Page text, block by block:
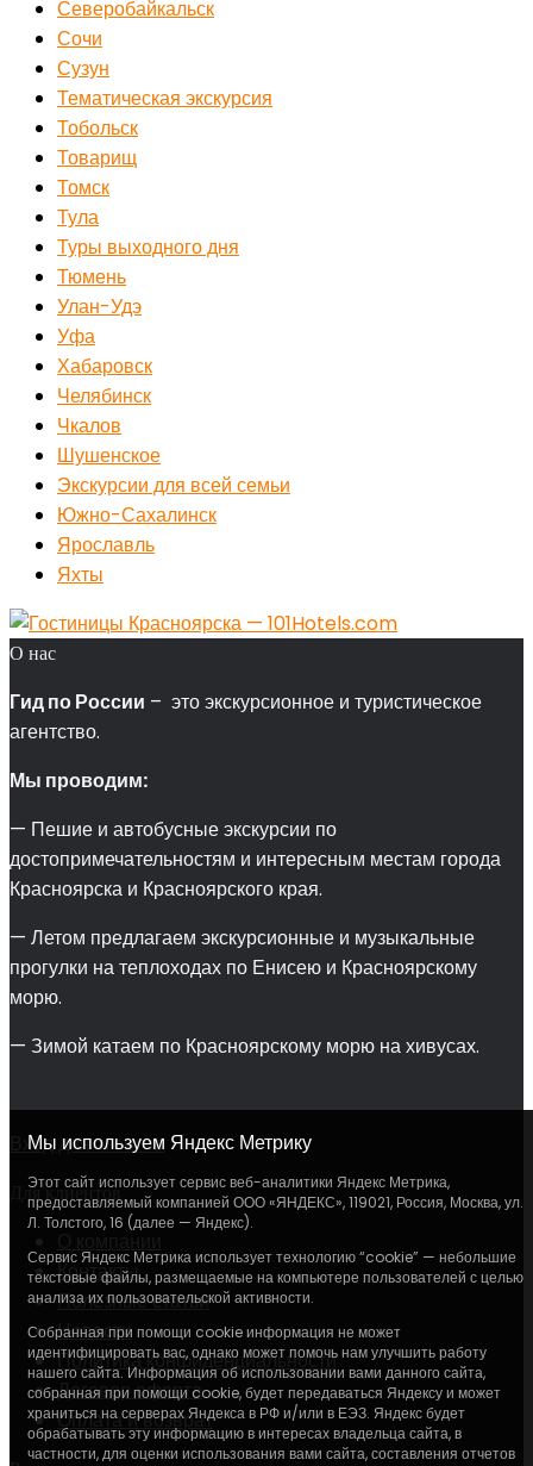
Мы используем Яндекс Метрику
Этот сайт использует сервис веб-аналитики Яндекс Метрика,
предоставляемый компанией ООО «ЯНДЕКС», 119021, Россия, Москва, ул.
Л. Толстого, 16 (далее — Яндекс).
Сервис Яндекс Метрика использует технологию “cookie” — небольшие
текстовые файлы, размещаемые на компьютере пользователей с целью
анализа их пользовательской активности.
Собранная при помощи cookie информация не может
идентифицировать вас, однако может помочь нам улучшить работу
нашего сайта. Информация об использовании вами данного сайта,
собранная при помощи cookie, будет передаваться Яндексу и может
храниться на серверах Яндекса в РФ и/или в ЕЭЗ. Яндекс будет
обрабатывать эту информацию в интересах владельца сайта, в
частности, для оценки использования вами сайта, составления отчетов
Северобайкальск
Сочи
Сузун
Тематическая экскурсия
Тобольск
Товарищ
Томск
Тула
Туры выходного дня
Тюмень
Улан-Удэ
Уфа
Хабаровск
Челябинск
Чкалов
Шушенское
Экскурсии для всей семьи
Южно-Сахалинск
Ярославль
Яхты
О нас
Гид по России – это экскурсионное и туристическое
агентство.
Мы проводим:
— Пешие и автобусные экскурсии по
достопримечательностям и интересным местам города
Красноярска и Красноярского края.
— Летом предлагаем экскурсионные и музыкальные
прогулки на теплоходах по Енисею и Красноярскому
морю.
— Зимой катаем по Красноярскому морю на хивусах.
Вход для агентов
Для клиентов
Контакты
Полезные статьи
Новости
Политика конфиденциальности
Договор оферта
Оплата и возврат